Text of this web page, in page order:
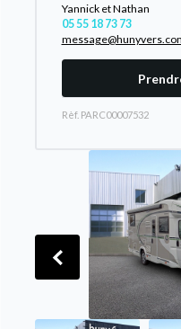
Yannick et Nathan
05 55 18 73 73
Rèf. PARC00007532